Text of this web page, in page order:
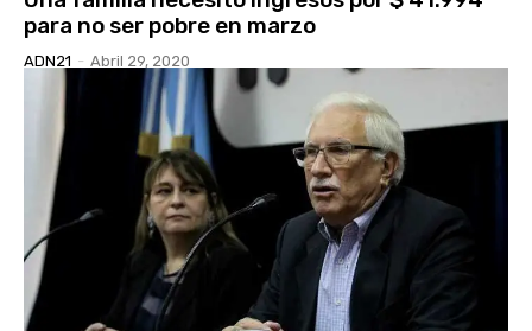
para no ser pobre en marzo
ADN21 - Abril 29, 2020